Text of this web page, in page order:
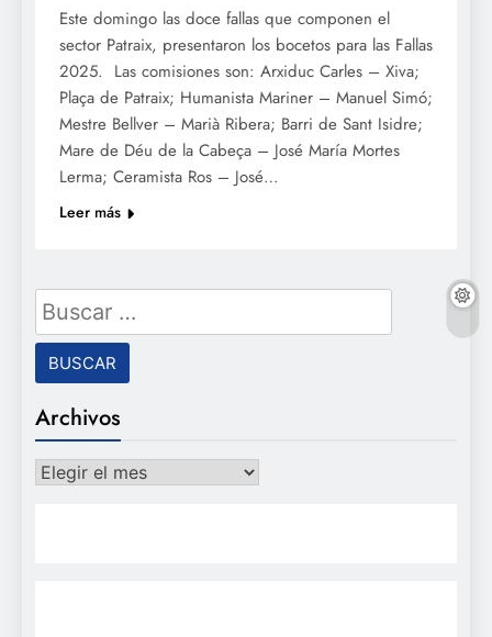
Este domingo las doce fallas que componen el
sector Patraix, presentaron los bocetos para las Fallas
2025. Las comisiones son: Arxiduc Carles – Xiva;
Plaça de Patraix; Humanista Mariner – Manuel Simó;
Mestre Bellver – Marià Ribera; Barri de Sant Isidre;
Mare de Déu de la Cabeça – José María Mortes
Lerma; Ceramista Ros – José…
Leer más
Buscar:
Archivos
Archivos